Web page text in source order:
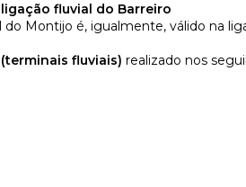
fluvial do Barreiro
Montijo é, igualmente, válido na
fluviais) realizado nos